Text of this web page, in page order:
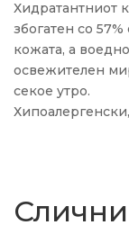
Хидратантниот
збогатен со
кожата, а
освежителен
секое утро.